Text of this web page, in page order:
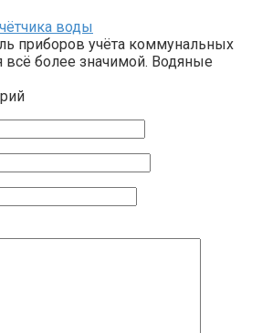
воды
приборов учёта коммунальных
всё более значимой. Водяные